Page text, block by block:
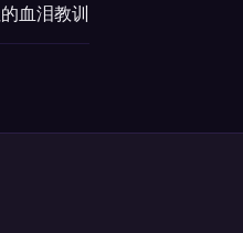
血泪教训